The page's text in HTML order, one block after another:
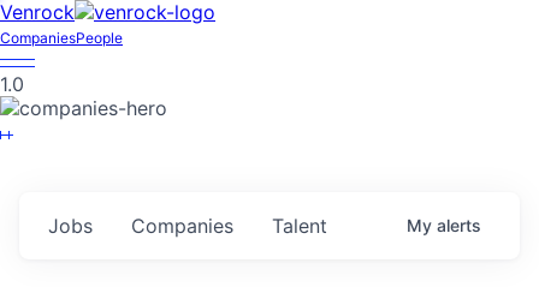
Venrock
CompaniesPeople
1.0
Jobs Companies Talent My alerts